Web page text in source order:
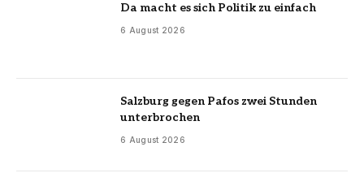
Da macht es sich Politik zu einfach
6 August 2026
Salzburg gegen Pafos zwei Stunden
unterbrochen
6 August 2026